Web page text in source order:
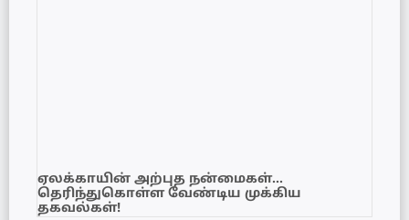
ஏலக்காயின் அற்புத நன்மைகள்…
தெரிந்துகொள்ள வேண்டிய முக்கிய
தகவல்கள்!